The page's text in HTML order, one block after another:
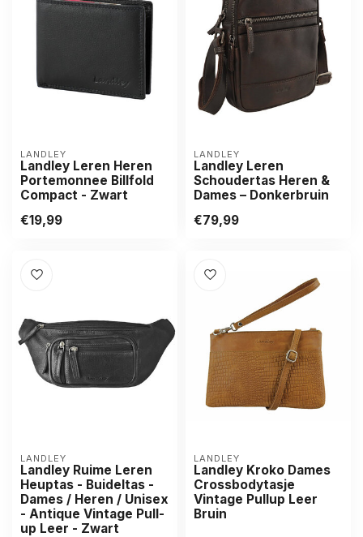
LANDLEY
Landley Leren Heren
Portemonnee Billfold
Compact - Zwart
€19,99
LANDLEY
Landley Leren
Schoudertas Heren &
Dames – Donkerbruin
€79,99
LANDLEY
Landley Ruime Leren
Heuptas - Buideltas -
Dames / Heren / Unisex
- Antique Vintage Pull-
up Leer - Zwart
LANDLEY
Landley Kroko Dames
Crossbodytasje
Vintage Pullup Leer
Bruin